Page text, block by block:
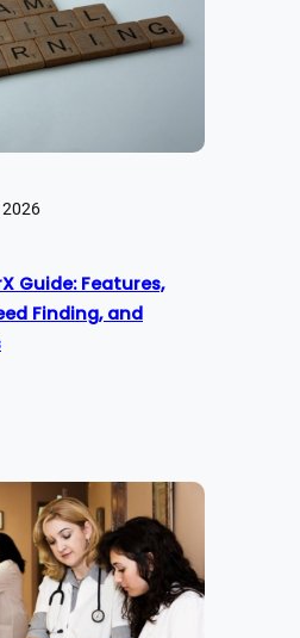
Guide: Features,
Finding, and